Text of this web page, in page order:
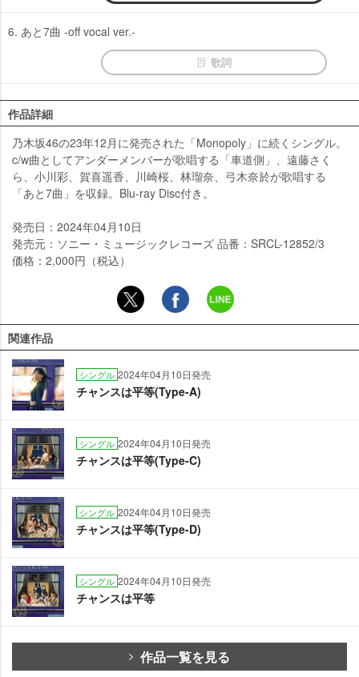
6. あと7曲 -off vocal ver.-
歌詞
作品詳細
乃木坂46の23年12月に発売された「Monopoly」に続くシングル。
c/w曲としてアンダーメンバーが歌唱する「車道側」、遠藤さく
ら、小川彩、賀喜遥香、川崎桜、林瑠奈、弓木奈於が歌唱する
「あと7曲」を収録。Blu-ray Disc付き。
発売日：2024年04月10日
発売元：ソニー・ミュージックレコーズ 品番：SRCL-12852/3
価格：2,000円（税込）
関連作品
シングル 2024年04月10日発売
チャンスは平等(Type-A)
シングル 2024年04月10日発売
チャンスは平等(Type-C)
シングル 2024年04月10日発売
チャンスは平等(Type-D)
シングル 2024年04月10日発売
チャンスは平等
作品一覧を見る